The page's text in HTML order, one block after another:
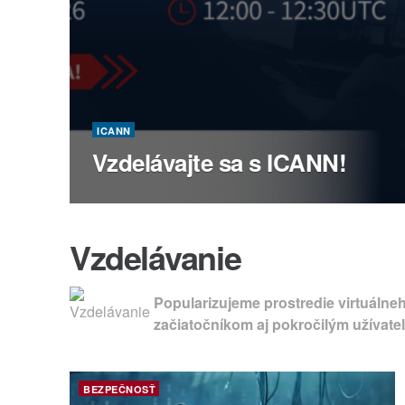
ICANN
Vzdelávajte sa s ICANN!
Vzdelávanie
Popularizujeme prostredie
začiatočníkom aj pokročilým
BEZPEČNOSŤ